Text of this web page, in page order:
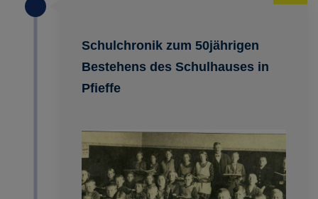
Schulchronik zum 50jährigen
Bestehens des Schulhauses in
Pfieffe